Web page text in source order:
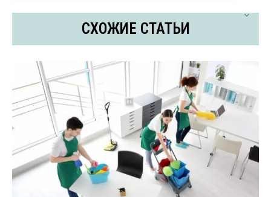
СХОЖИЕ СТАТЬИ